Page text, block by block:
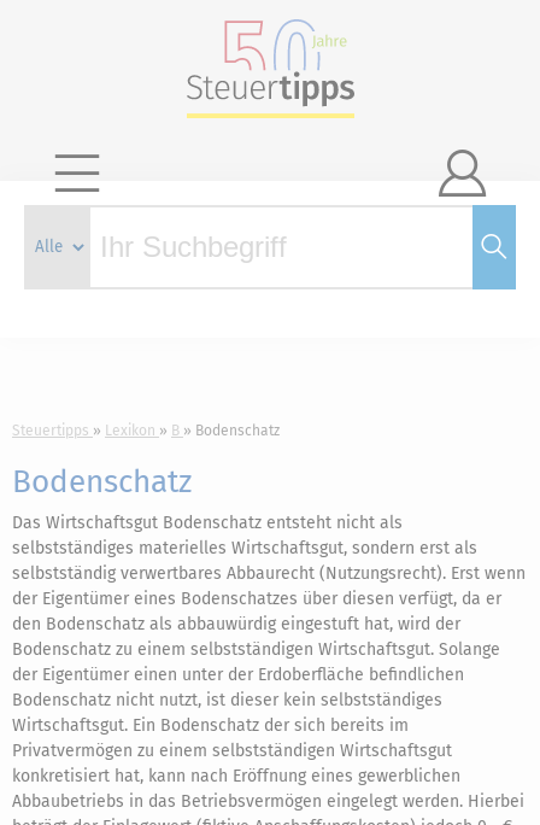

Steuertipps Lexikon B Bodenschatz
Bodenschatz
Das Wirtschaftsgut Bodenschatz entsteht nicht als
selbstständiges materielles Wirtschaftsgut, sondern erst als
selbstständig verwertbares Abbaurecht (Nutzungsrecht). Erst wenn
der Eigentümer eines Bodenschatzes über diesen verfügt, da er
den Bodenschatz als abbauwürdig eingestuft hat, wird der
Bodenschatz zu einem selbstständigen Wirtschaftsgut. Solange
der Eigentümer einen unter der Erdoberfläche befindlichen
Bodenschatz nicht nutzt, ist dieser kein selbstständiges
Wirtschaftsgut. Ein Bodenschatz der sich bereits im
Privatvermögen zu einem selbstständigen Wirtschaftsgut
konkretisiert hat, kann nach Eröffnung eines gewerblichen
Abbaubetriebs in das Betriebsvermögen eingelegt werden. Hierbei